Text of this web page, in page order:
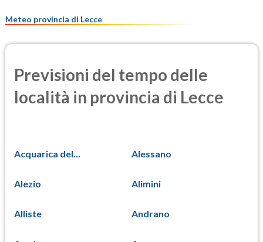
Meteo provincia di Lecce
Previsioni del tempo delle
località in provincia di Lecce
Acquarica del... Alessano
Alezio Alimini
Alliste Andrano